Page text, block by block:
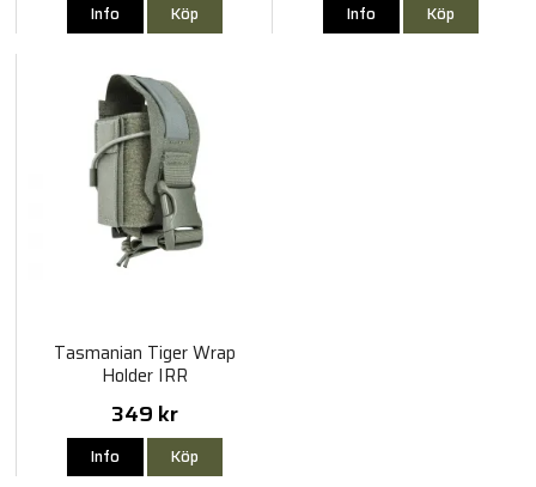
Info Köp Info Köp
Tasmanian Tiger Wrap
Holder IRR
349 kr
Info Köp